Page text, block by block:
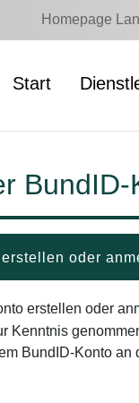
Homepage
Start
BundID-
oder
erstellen oder
Kenntnis
BundID-Konto an